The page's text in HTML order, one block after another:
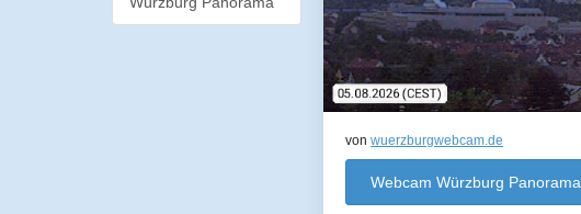
vonwuerzburgwebcam.de
Webcam Würzburg Panorama